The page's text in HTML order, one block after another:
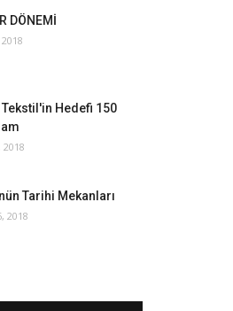
DÖNEMİ
Hedefi 150
2018
Tarihi Mekanları
2018